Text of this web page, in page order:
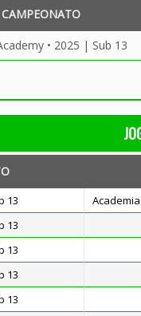
CAMPEONATO
• 2025 | Sub 13
13
13
13
13
13